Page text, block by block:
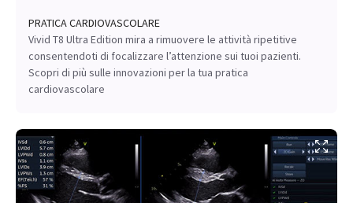
PRATICA CARDIOVASCOLARE
Vivid T8 Ultra Edition mira a rimuovere le attività ripetitive
consentendoti di focalizzare l’attenzione sui tuoi pazienti.
Scopri di più sulle innovazioni per la tua pratica
cardiovascolare